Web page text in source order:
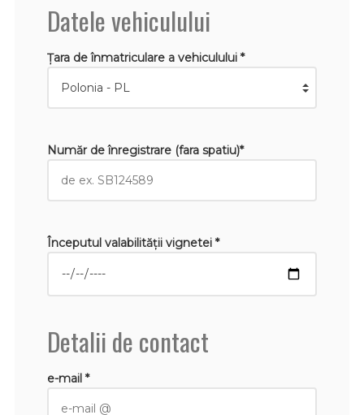
Datele vehiculului
Țara de înmatriculare a vehiculului *
Număr de înregistrare (fara spatiu)*
Începutul valabilităţii vignetei *
Detalii de contact
e-mail *